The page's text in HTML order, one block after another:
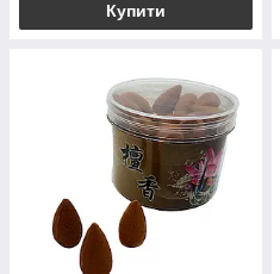
Купити